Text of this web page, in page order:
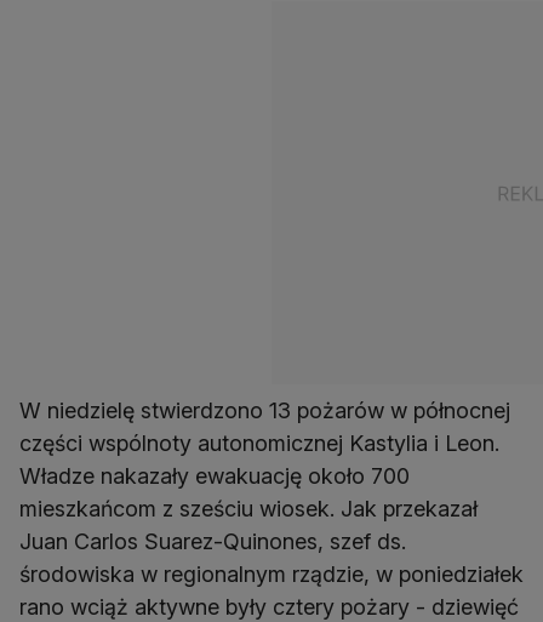
W niedzielę stwierdzono 13 pożarów w północnej
części wspólnoty autonomicznej Kastylia i Leon.
Władze nakazały ewakuację około 700
mieszkańcom z sześciu wiosek. Jak przekazał
Juan Carlos Suarez-Quinones, szef ds.
środowiska w regionalnym rządzie, w poniedziałek
rano wciąż aktywne były cztery pożary - dziewięć